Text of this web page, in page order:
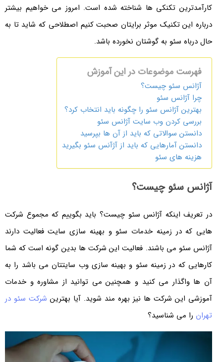
کارآمدترین تکنکی ها شناخته شده است. امروز می خواهیم بیشتر
درباره این تکنیک موثر برایتان صحبت کنیم اصطلاحی که شاید تا به
حال درباه سئو به گوشتان نخورده باشد.
فهرست موضوعات در این آموزش
آژانس سئو چیست؟
چرا آژانس سئو
بهترین آژانس سئو را چگونه باید انتخاب کرد؟
بررسی کردن وب سایت آژانس سئو
دانستن سوالاتی که باید از آن ها بپرسید
دانستن آمارهایی که باید از آژآنس سئو بگیرید
هزینه های سئو
آژانس سئو چیست؟
در تعریف اینکه آژانس سئو چیست؟ باید بگوییم که مجموع شرکت
هایی که در زمینه خدمات سئو و بهینه سازی سایت فعالیت دارند
آژانس سئو می باشند. فعالیت این شرکت ها بدین گونه است که شما
کارهایی که در زمینه سئو و بهینه سازی وب سایتتان می باشد را به
آن ها واگذار می کنید و همچنین می توانید از مشاوره و خدمات
آموزشی این شرکت ها نیز بهره مند شوید. آیا بهترین شرکت سئو در
تهرانرا می شناسید؟